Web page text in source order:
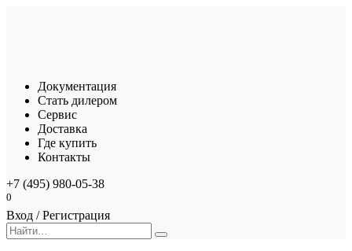
Документация
Стать дилером
Сервис
Доставка
Где купить
Контакты
+7 (495) 980-05-38
0
Вход / Регистрация
Search
for: